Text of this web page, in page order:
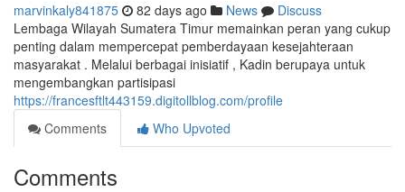
marvinkaly841875 82 days ago News
Discuss
Lembaga Wilayah Sumatera Timur memainkan peran yang cukup
penting dalam mempercepat pemberdayaan kesejahteraan
masyarakat . Melalui berbagai inisiatif , Kadin berupaya untuk
mengembangkan partisipasi
https://francesftlt443159.digitollblog.com/profile
Comments
Who Upvoted
Comments